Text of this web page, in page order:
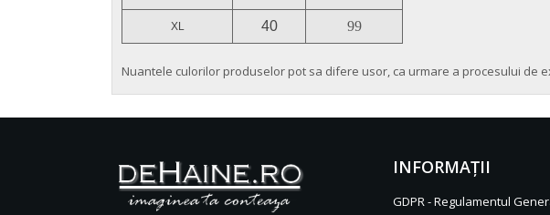
XL 40 99
Nuantele culorilor produselor pot sa difere usor, ca urmare a procesului de
INFORMAŢII
GDPR - Regulamentul